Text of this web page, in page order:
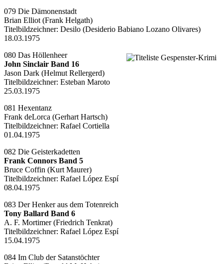
079 Die Dämonenstadt
Brian Elliot (Frank Helgath)
Titelbildzeichner: Desilo (Desiderio Babiano Lozano Olivares)
18.03.1975
080 Das Höllenheer
John Sinclair Band 16
Jason Dark (Helmut Rellergerd)
Titelbildzeichner: Esteban Maroto
25.03.1975
081 Hexentanz
Frank deLorca (Gerhart Hartsch)
Titelbildzeichner: Rafael Cortiella
01.04.1975
082 Die Geisterkadetten
Frank Connors Band 5
Bruce Coffin (Kurt Maurer)
Titelbildzeichner: Rafael López Espí
08.04.1975
083 Der Henker aus dem Totenreich
Tony Ballard Band 6
A. F. Mortimer (Friedrich Tenkrat)
Titelbildzeichner: Rafael López Espí
15.04.1975
084 Im Club der Satanstöchter